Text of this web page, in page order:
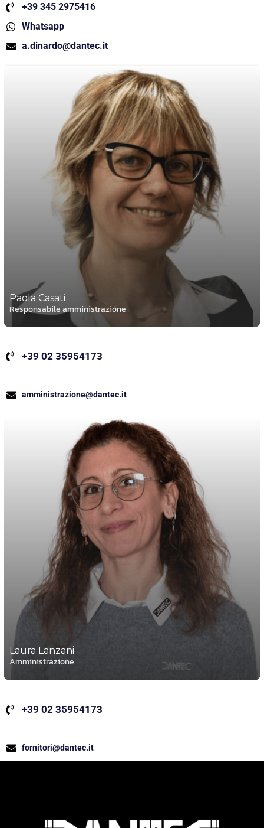
+39 345 2975416
Whatsapp
a.dinardo@dantec.it
Paola Casati
Responsabile amministrazione
+39 02 35954173
amministrazione@dantec.it
Laura Lanzani
Amministrazione
+39 02 35954173
fornitori@dantec.it